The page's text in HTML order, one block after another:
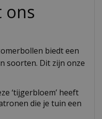
ons
biedt een
soorten. Dit zijn onze
‘tijgerbloem’ heeft
die je tuin een